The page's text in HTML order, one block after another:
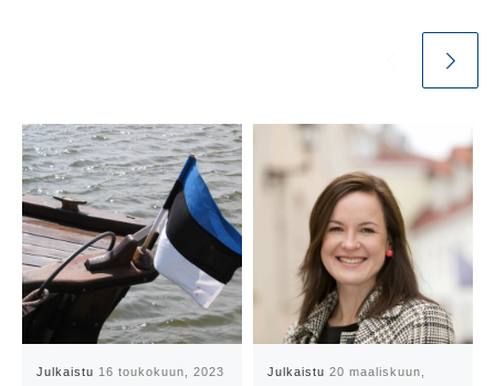
Julkaistu 16 toukokuun, 2023 Julkaistu20 maaliskuun,